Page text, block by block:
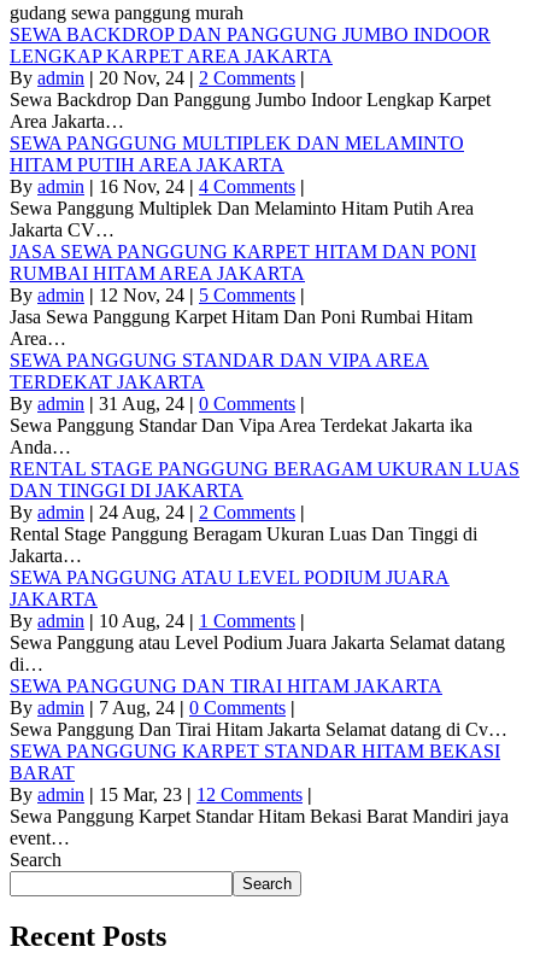
gudang sewa panggung murah
SEWA BACKDROP DAN PANGGUNG JUMBO INDOOR
LENGKAP KARPET AREA JAKARTA
By admin | 20 Nov, 24 | 2 Comments |
Sewa Backdrop Dan Panggung Jumbo Indoor Lengkap Karpet
Area Jakarta…
SEWA PANGGUNG MULTIPLEK DAN MELAMINTO
HITAM PUTIH AREA JAKARTA
By admin | 16 Nov, 24 | 4 Comments |
Sewa Panggung Multiplek Dan Melaminto Hitam Putih Area
Jakarta CV…
JASA SEWA PANGGUNG KARPET HITAM DAN PONI
RUMBAI HITAM AREA JAKARTA
By admin | 12 Nov, 24 | 5 Comments |
Jasa Sewa Panggung Karpet Hitam Dan Poni Rumbai Hitam
Area…
SEWA PANGGUNG STANDAR DAN VIPA AREA
TERDEKAT JAKARTA
By admin | 31 Aug, 24 | 0 Comments |
Sewa Panggung Standar Dan Vipa Area Terdekat Jakarta ika
Anda…
RENTAL STAGE PANGGUNG BERAGAM UKURAN LUAS
DAN TINGGI DI JAKARTA
By admin | 24 Aug, 24 | 2 Comments |
Rental Stage Panggung Beragam Ukuran Luas Dan Tinggi di
Jakarta…
SEWA PANGGUNG ATAU LEVEL PODIUM JUARA
JAKARTA
By admin | 10 Aug, 24 | 1 Comments |
Sewa Panggung atau Level Podium Juara Jakarta Selamat datang
di…
SEWA PANGGUNG DAN TIRAI HITAM JAKARTA
By admin | 7 Aug, 24 | 0 Comments |
Sewa Panggung Dan Tirai Hitam Jakarta Selamat datang di Cv…
SEWA PANGGUNG KARPET STANDAR HITAM BEKASI
BARAT
By admin | 15 Mar, 23 | 12 Comments |
Sewa Panggung Karpet Standar Hitam Bekasi Barat Mandiri jaya
event…
Search
Search
Recent Posts